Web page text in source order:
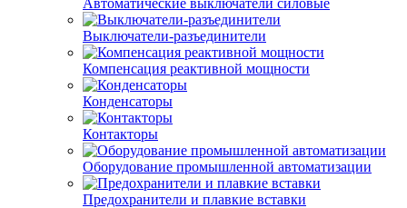
Автоматические выключатели cиловые
Выключатели-разъединители
Компенсация реактивной мощности
Конденсаторы
Контакторы
Оборудование промышленной автоматизации
Предохранители и плавкие вставки